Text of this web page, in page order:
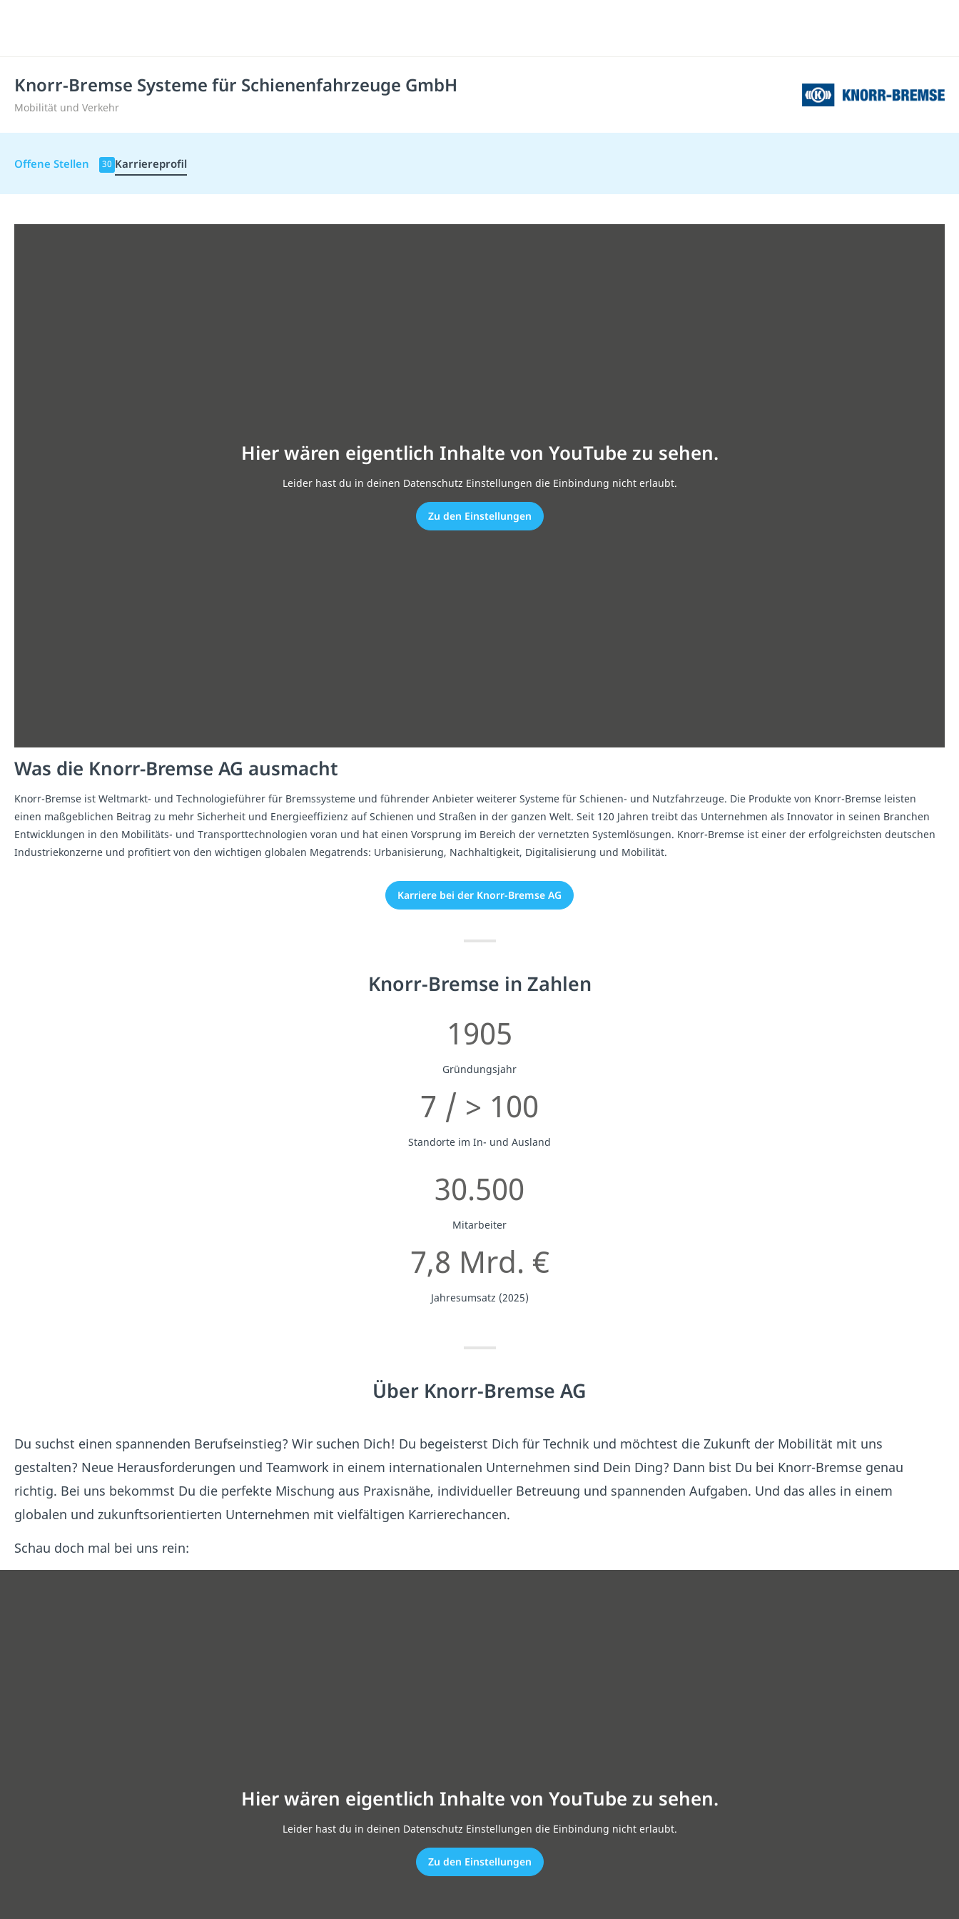
Knorr-Bremse Systeme für Schienenfahrzeuge GmbH
Mobilität und Verkehr
Offene Stellen 30 Karriereprofil
Was die Knorr-Bremse AG ausmacht
Knorr-Bremse ist Weltmarkt- und Technologieführer für Bremssysteme und führender Anbieter weiterer Systeme für Schienen- und Nutzfahrzeuge. Die Produkte von Knorr-Bremse leisten
einen maßgeblichen Beitrag zu mehr Sicherheit und Energieeffizienz auf Schienen und Straßen in der ganzen Welt. Seit 120 Jahren treibt das Unternehmen als Innovator in seinen Branchen
Entwicklungen in den Mobilitäts- und Transporttechnologien voran und hat einen Vorsprung im Bereich der vernetzten Systemlösungen. Knorr-Bremse ist einer der erfolgreichsten deutschen
Industriekonzerne und profitiert von den wichtigen globalen Megatrends: Urbanisierung, Nachhaltigkeit, Digitalisierung und Mobilität.
Karriere bei der Knorr-Bremse AG
Hier wären eigentlich Inhalte von YouTube zu sehen.
Leider hast du in deinen Datenschutz Einstellungen die Einbindung nicht erlaubt.
Zu den Einstellungen
Knorr-Bremse in Zahlen
1905
Gründungsjahr
7 / > 100
Standorte im In- und Ausland
30.500
Mitarbeiter
7,8 Mrd. €
Jahresumsatz (2025)
Über Knorr-Bremse AG
Du suchst einen spannenden Berufseinstieg? Wir suchen Dich! Du begeisterst Dich für Technik und möchtest die Zukunft der Mobilität mit uns
gestalten? Neue Herausforderungen und Teamwork in einem internationalen Unternehmen sind Dein Ding? Dann bist Du bei Knorr-Bremse genau
richtig. Bei uns bekommst Du die perfekte Mischung aus Praxisnähe, individueller Betreuung und spannenden Aufgaben. Und das alles in einem
globalen und zukunftsorientierten Unternehmen mit vielfältigen Karrierechancen.
Schau doch mal bei uns rein:
Hier wären eigentlich Inhalte von YouTube zu sehen.
Leider hast du in deinen Datenschutz Einstellungen die Einbindung nicht erlaubt.
Zu den Einstellungen